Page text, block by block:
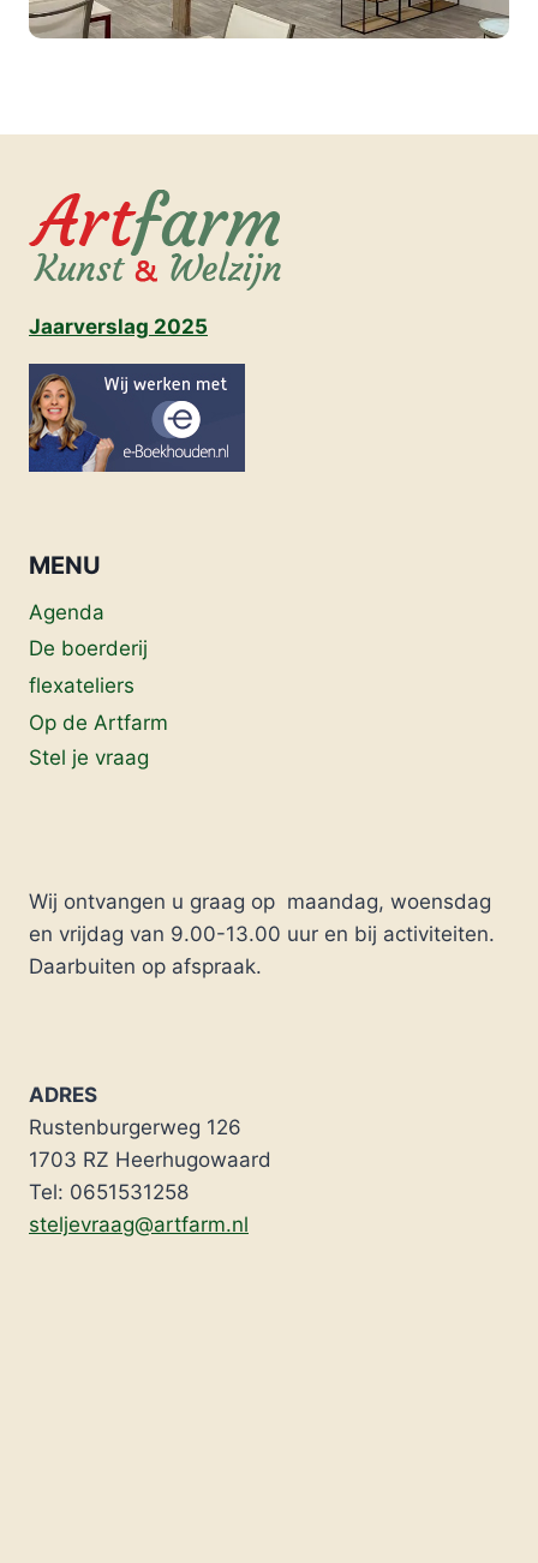
Jaarverslag 2025
MENU
Agenda
De boerderij
flexateliers
Op de Artfarm
Stel je vraag
Wij ontvangen u graag op maandag, woensdag
en vrijdag van 9.00-13.00 uur en bij activiteiten.
Daarbuiten op afspraak.
ADRES
Rustenburgerweg 126
1703 RZ Heerhugowaard
Tel: 0651531258
steljevraag@artfarm.nl